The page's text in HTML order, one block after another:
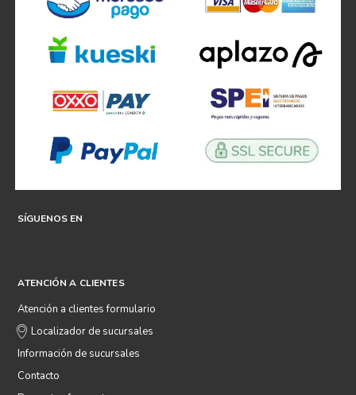
SÍGUENOS EN
ATENCIÓN A CLIENTES
Atención a clientes formulario
Localizador de sucursales
Información de sucursales
Contacto